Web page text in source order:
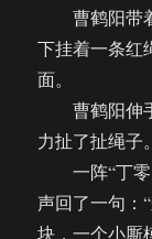
曹鹤阳带着
下挂着一条红
面。
曹鹤阳伸手
力扯了扯绳子。
一阵“丁零
声回了一句：
块，一个小厮